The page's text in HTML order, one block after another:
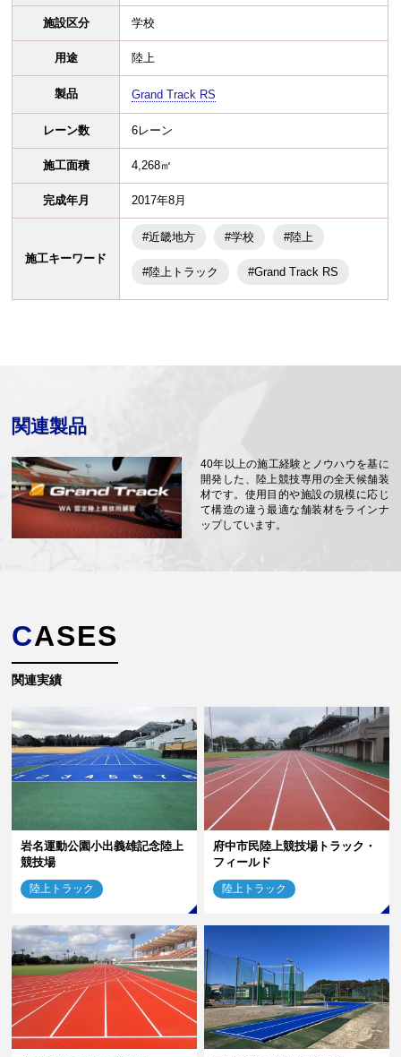
施設区分 学校
用途 陸上
製品 Grand Track RS
レーン数 6レーン
施工面積 4,268㎡
完成年月 2017年8月
施工キーワード
#近畿地方 #学校 #陸上
#陸上トラック #Grand Track RS
関連製品
40年以上の施工経験とノウハウを基に
開発した、陸上競技専用の全天候舗装
材です。使用目的や施設の規模に応じ
て構造の違う最適な舗装材をラインナ
ップしています。
CASES
関連実績
岩名運動公園小出義雄記念陸上
競技場
陸上トラック
府中市民陸上競技場トラック・
フィールド
陸上トラック